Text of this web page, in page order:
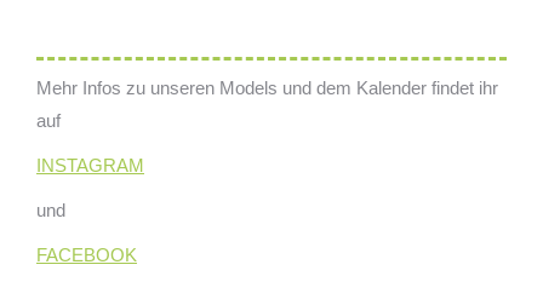
Mehr Infos zu unseren Models und dem Kalender findet ihr
auf
INSTAGRAM
und
FACEBOOK